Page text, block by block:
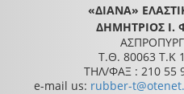
«ΔΙΑΝΑ»
ΔΗΜΗΤΡΙΟΣ Ι.
Τ.Θ. 80063 Τ.Κ
ΤΗΛ/ΦΑΞ : 210 55
e-mail us: rubber-